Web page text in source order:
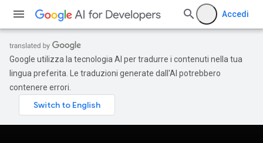
Accedi
Google utilizza la tecnologia AI per tradurre i contenuti nella tua
lingua preferita. Le traduzioni generate dall'AI potrebbero
contenere errori.